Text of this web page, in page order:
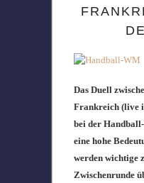
Das Duell
Frankreich (live
bei der
eine hohe
werden wichtige
Zwischenrunde